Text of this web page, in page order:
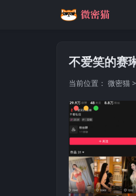
不爱笑的赛
当前位置： 微密猫 >